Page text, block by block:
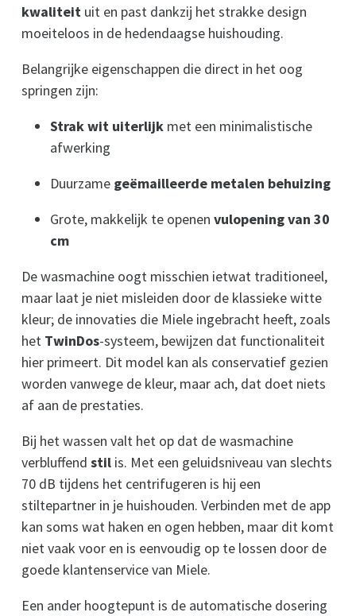
kwaliteit uit en past dankzij het strakke design
moeiteloos in de hedendaagse huishouding.
Belangrijke eigenschappen die direct in het oog
springen zijn:
Strak wit uiterlijk met een minimalistische
afwerking
Duurzame geëmailleerde metalen behuizing
Grote, makkelijk te openen vulopening van 30
cm
De wasmachine oogt misschien ietwat traditioneel,
maar laat je niet misleiden door de klassieke witte
kleur; de innovaties die Miele ingebracht heeft, zoals
het TwinDos-systeem, bewijzen dat functionaliteit
hier primeert. Dit model kan als conservatief gezien
worden vanwege de kleur, maar ach, dat doet niets
af aan de prestaties.
Bij het wassen valt het op dat de wasmachine
verbluffend stil is. Met een geluidsniveau van slechts
70 dB tijdens het centrifugeren is hij een
stiltepartner in je huishouden. Verbinden met de app
kan soms wat haken en ogen hebben, maar dit komt
niet vaak voor en is eenvoudig op te lossen door de
goede klantenservice van Miele.
Een ander hoogtepunt is de automatische dosering